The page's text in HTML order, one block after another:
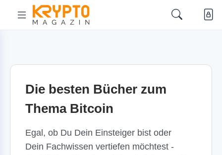
Die besten Bücher zum
Thema Bitcoin
Egal, ob Du Dein Einsteiger bist oder
Dein Fachwissen vertiefen möchtest -